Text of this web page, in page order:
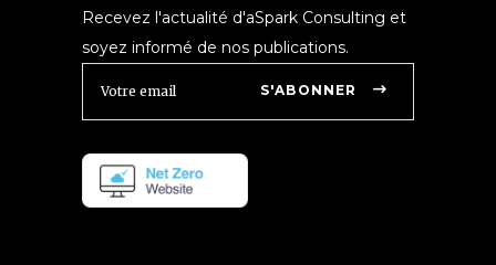
Recevez l'actualité d'aSpark Consulting et
soyez informé de nos publications.
S'ABONNER